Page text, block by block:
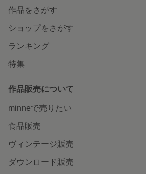
作品をさがす
ショップをさがす
ランキング
特集
作品販売について
minneで売りたい
食品販売
ヴィンテージ販売
ダウンロード販売